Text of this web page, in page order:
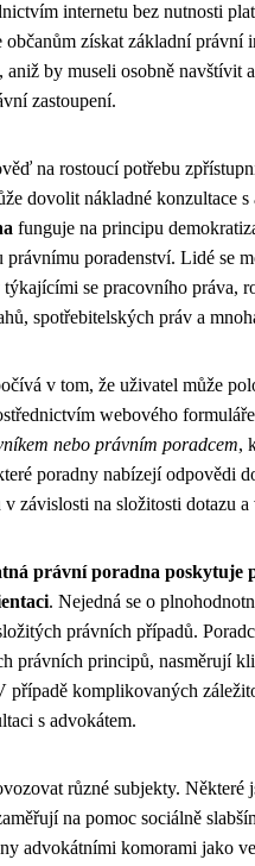
internetu bez nutnosti
občanům získat základní právní
by museli osobně navštívit
zastoupení.
na rostoucí potřebu
dovolit nákladné konzultace s
funguje na principu
poradenství. Lidé se
se pracovního práva,
spotřebitelských práv a
v tom, že uživatel může
webového
nebo právním poradcem,
poradny nabízejí odpovědi
závislosti na složitosti dotazu
právní poradna poskytuje
. Nejedná se o
právních případů.
právních principů, nasměrují
případě komplikovaných
s advokátem.
různé subjekty. Některé
na pomoc sociálně
advokátními komorami jako